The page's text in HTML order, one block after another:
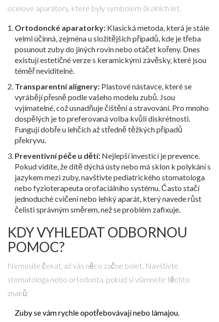
ocelové aparátory, které byly symbolem školních let.
Ortodoncké aparatorky: Klasická metoda, která je stále
velmi účinná, zejména u složitějších případů, kde je třeba
posunout zuby do jiných rovin nebo otáčet kořeny. Dnes
existují estetičné verze s keramickými závěsky, které jsou
téměř neviditelné.
Transparentní alignery: Plastové nástavce, které se
vyrábějí přesně podle vašeho modelu zubů. Jsou
vyjímatelné, což usnadňuje čištění a stravování. Pro mnoho
dospělých je to preferovaná volba kvůli diskrétnosti.
Fungují dobře u lehčích až středně těžkých případů
překryvu.
Preventivní péče u dětí: Nejlepší investicí je prevence.
Pokud vidíte, že dítě dýchá ústy nebo má sklon k polykání s
jazykem mezi zuby, navštivte pediatrického stomatologa
nebo fyzioterapeuta orofaciálního systému. Často stačí
jednoduché cvičení nebo lehký aparát, který navede růst
čelisti správným směrem, než se problém zafixuje.
KDY VYHLEDAT ODBORNOU
POMOC?
Nemusíte čekat, až vás něco začne bolet. Navštivte
stomatologa nebo ortodonta, pokud si všimnete těchto
znaků:
Zuby se vám rychle opotřebovávají nebo lámajou.